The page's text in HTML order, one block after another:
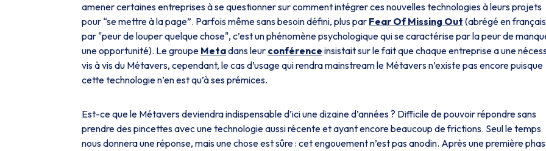
amener certaines entreprises à se questionner sur comment intégrer ces nouvelles technologies à leurs projets
pour “se mettre à la page”. Parfois même sans besoin défini, plus par Fear Of Missing Out (abrégé en français
par "peur de louper quelque chose", c’est un phénomène psychologique qui se caractérise par la peur de
une opportunité). Le groupe Metadans leur conférence insistait sur le fait que chaque entreprise a une
vis à vis du Métavers, cependant, le cas d’usage qui rendramainstreamle Métavers n’existe pas encore puisque
cette technologie n’en est qu’à ses prémices.
Est-ce que le Métavers deviendra indispensable d’ici une dizaine d’années ? Difficile de pouvoir répondre sans
prendre des pincettes avec une technologie aussi récente et ayant encore beaucoup de frictions. Seul le temps
nous donnera une réponse, mais une chose est sûre : cet engouement n’est pas anodin. Après une première